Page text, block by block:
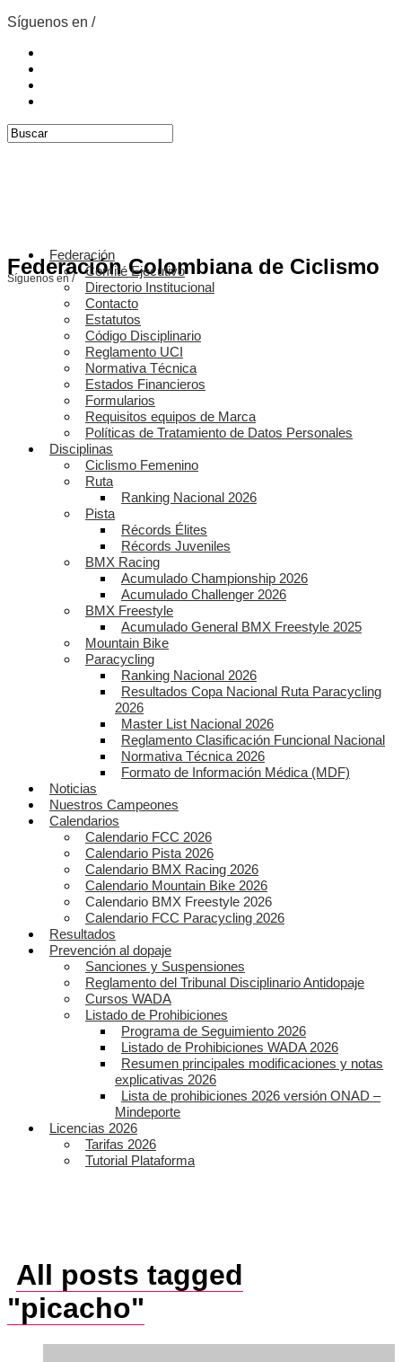
Síguenos en /
Federación Colombiana de Ciclismo
Síguenos en /
Federación
Comité Ejecutivo
Directorio Institucional
Contacto
Estatutos
Código Disciplinario
Reglamento UCI
Normativa Técnica
Estados Financieros
Formularios
Requisitos equipos de Marca
Políticas de Tratamiento de Datos Personales
Disciplinas
Ciclismo Femenino
Ruta
Ranking Nacional 2026
Pista
Récords Élites
Récords Juveniles
BMX Racing
Acumulado Championship 2026
Acumulado Challenger 2026
BMX Freestyle
Acumulado General BMX Freestyle 2025
Mountain Bike
Paracycling
Ranking Nacional 2026
Resultados Copa Nacional Ruta Paracycling
2026
Master List Nacional 2026
Reglamento Clasificación Funcional Nacional
Normativa Técnica 2026
Formato de Información Médica (MDF)
Noticias
Nuestros Campeones
Calendarios
Calendario FCC 2026
Calendario Pista 2026
Calendario BMX Racing 2026
Calendario Mountain Bike 2026
Calendario BMX Freestyle 2026
Calendario FCC Paracycling 2026
Resultados
Prevención al dopaje
Sanciones y Suspensiones
Reglamento del Tribunal Disciplinario Antidopaje
Cursos WADA
Listado de Prohibiciones
Programa de Seguimiento 2026
Listado de Prohibiciones WADA 2026
Resumen principales modificaciones y notas
explicativas 2026
Lista de prohibiciones 2026 versión ONAD –
Mindeporte
Licencias 2026
Tarifas 2026
Tutorial Plataforma
All posts tagged
"picacho"